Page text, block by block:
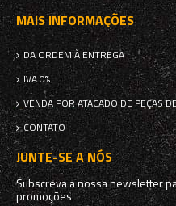
MAIS INFORMAÇÕES
DA ORDEM À ENTREGA
IVA 0%
VENDA POR ATACADO DE PEÇAS
CONTATO
JUNTE-SE A NÓS
Subscreva a nossa newsletter
promoções